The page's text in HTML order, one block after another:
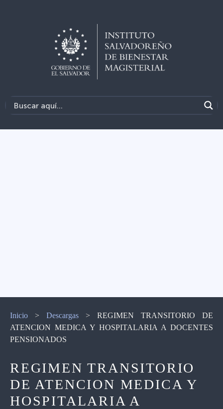
Inicio > Descargas > REGIMEN TRANSITORIO DE
ATENCION MEDICA Y HOSPITALARIA A DOCENTES
PENSIONADOS
REGIMEN TRANSITORIO
DE ATENCION MEDICA Y
HOSPITALARIA A